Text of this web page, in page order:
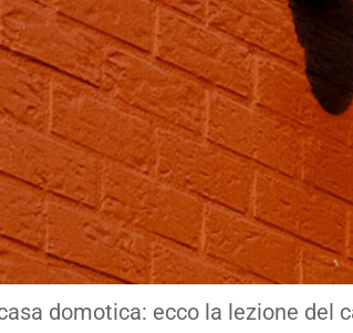
domotica: ecco la lezione del